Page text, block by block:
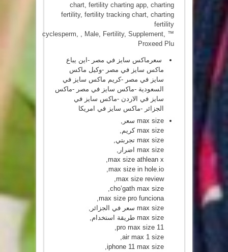
chart, fertility charting app, charting
fertility, fertility tracking chart, charting
fertility
cyclesperm, , Male, Fertility, Supplement, ™
Proxeed Plu
سعرماكس سايز في مصر -اين يباع
ماكس سايز في مصر -وكيل ماكس
سايز في مصر -كريم ماكس سايز في
السعودية -ماكس سايز في مصر -ماكس
سايز في الاردن -ماكس سايز في
الجزائر -ماكس سايز في امريكا
max size سعر,
max size كريم,
max size تجربتي,
max size اضرار,
max size athlean x,
max size in hole.io,
max size review,
cho’gath max size,
max size pro funciona,
max size سعر في الجزائر,
max size طريقة استخدام,
11 pro max size,
air max 1 size,
iphone 11 max size,